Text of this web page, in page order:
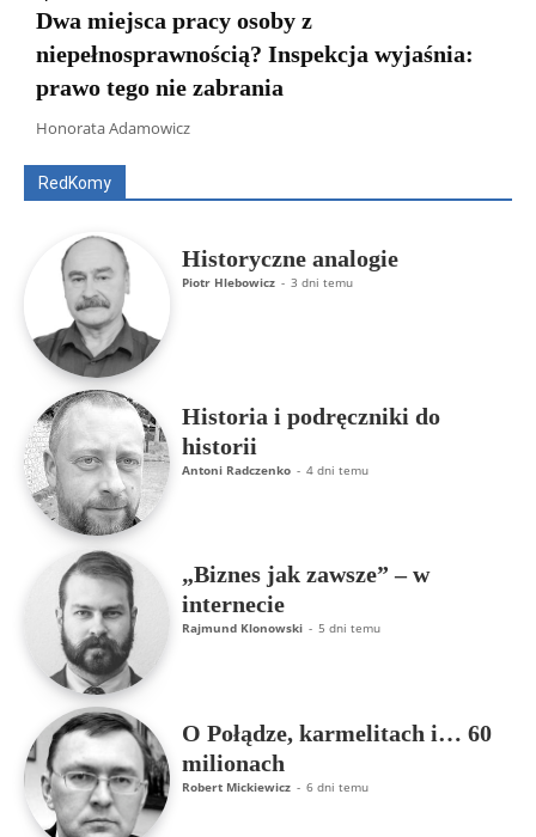
Dwa miejsca pracy osoby z
niepełnosprawnością? Inspekcja wyjaśnia:
prawo tego nie zabrania
Honorata Adamowicz
RedKomy
Wszyscy Aleksander Borowik
ks. Jarosław Wąsowicz SDB
Historyczne analogie
Piotr Hlebowicz - 3 dni temu
Historia i podręczniki do
historii
Antoni Radczenko - 4 dni temu
„Biznes jak zawsze” – w
internecie
Rajmund Klonowski - 5 dni temu
O Połądze, karmelitach i… 60
milionach
Robert Mickiewicz - 6 dni temu